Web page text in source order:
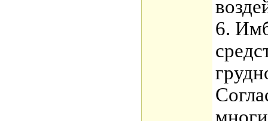
6.